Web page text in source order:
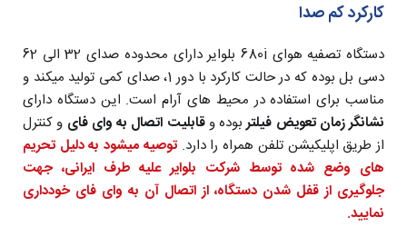
کارکرد کم صدا
دستگاه تصفیه هوای 680i بلوایر دارای محدوده صدای 32 الی 62
دسی بل بوده که در حالت کارکرد با دور 1، صدای کمی تولید میکند و
مناسب برای استفاده در محیط های آرام است. این دستگاه دارای
نشانگر زمان تعویض فیلتربوده وقابلیت اتصال به وای فای و کنترل
از طریق اپلیکیشن تلفن همراه را دارد.توصیه میشود به دلیل تحریم
های وضع شده توسط شرکت بلوایر علیه طرف ایرانی، جهت
جلوگیری از قفل شدن دستگاه، از اتصال آن به وای فای خودداری
نمایید.